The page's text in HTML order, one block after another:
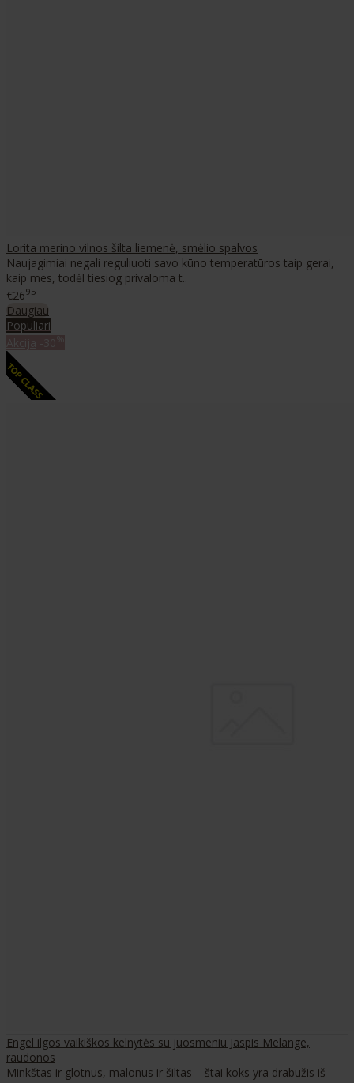
Lorita merino vilnos šilta liemenė, smėlio spalvos
Naujagimiai negali reguliuoti savo kūno temperatūros taip gerai,
kaip mes, todėl tiesiog privaloma t..
€2695
Daugiau
Populiari
Engel ilgos vaikiškos kelnytės su juosmeniu Jaspis Melange,
raudonos
Minkštas ir glotnus, malonus ir šiltas – štai koks yra drabužis iš